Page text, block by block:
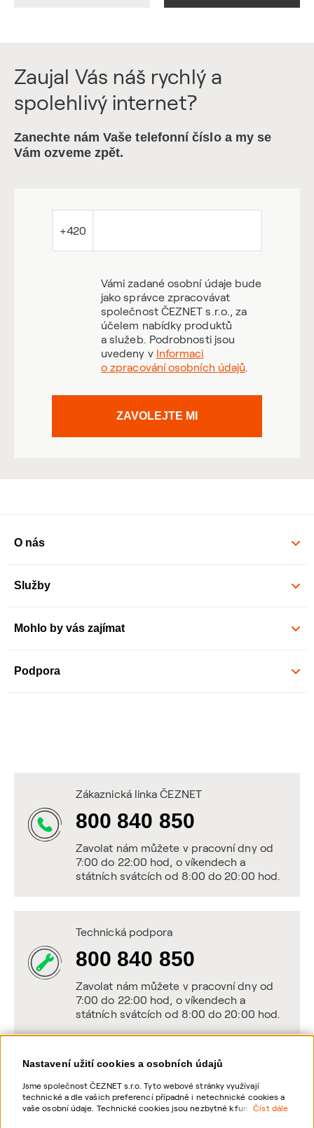
Nastavení užití cookies a osobních údajů
Jsme společnost ČEZNET s.r.o. Tyto webové stránky využívají
technické a dle vašich preferencí případně i netechnické cookies a
vaše osobní údaje. Technické cookies jsou nezbytné k fungování
Číst dále
Zaujal Vás náš rychlý a
spolehlivý internet?
Zanechte nám Vaše telefonní číslo a my se
Vám ozveme zpět.
+420
Vámi zadané osobní údaje bude
jako správce zpracovávat
společnost ČEZNET s.r.o., za
účelem nabídky produktů
a služeb. Podrobnosti jsou
uvedeny v Informaci
o zpracování osobních údajů.
ZAVOLEJTE MI
O nás
Služby
Mohlo by vás zajímat
Podpora
Zákaznická linka ČEZNET
800 840 850
Zavolat nám můžete v pracovní dny od
7:00 do 22:00 hod, o víkendech a
státních svátcích od 8:00 do 20:00 hod.
Technická podpora
800 840 850
Zavolat nám můžete v pracovní dny od
7:00 do 22:00 hod, o víkendech a
státních svátcích od 8:00 do 20:00 hod.
Napište nám
POSLAT VZKAZ